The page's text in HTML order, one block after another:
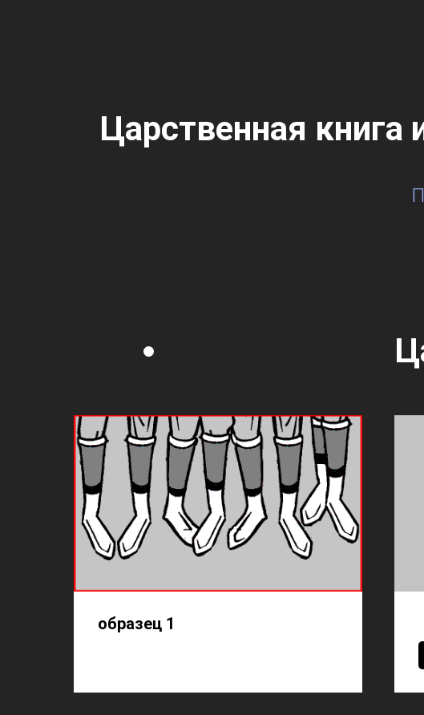
Царственная
образец 1